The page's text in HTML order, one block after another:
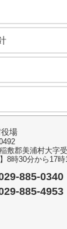
場
敷郡美浦村大字
】8時30分から17
885-0340
885-4953